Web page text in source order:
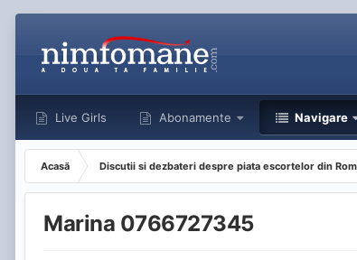
Live Girls Abonamente Navigare
Acasă Discutii si dezbateri despre piata escortelor din
Marina 0766727345